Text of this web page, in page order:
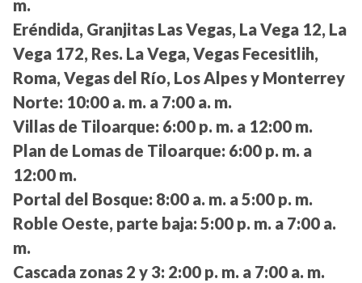
m.
Eréndida, Granjitas Las Vegas, La Vega 12, La
Vega 172, Res. La Vega, Vegas Fecesitlih,
Roma, Vegas del Río, Los Alpes y Monterrey
Norte: 10:00 a. m. a 7:00 a. m.
Villas de Tiloarque: 6:00 p. m. a 12:00 m.
Plan de Lomas de Tiloarque: 6:00 p. m. a
12:00 m.
Portal del Bosque: 8:00 a. m. a 5:00 p. m.
Roble Oeste, parte baja: 5:00 p. m. a 7:00 a.
m.
Cascada zonas 2 y 3: 2:00 p. m. a 7:00 a. m.